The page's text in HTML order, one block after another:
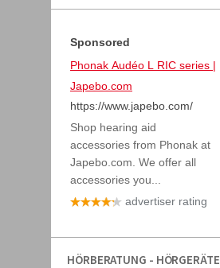
HÖRBERATUNG - HÖRGERÄTE